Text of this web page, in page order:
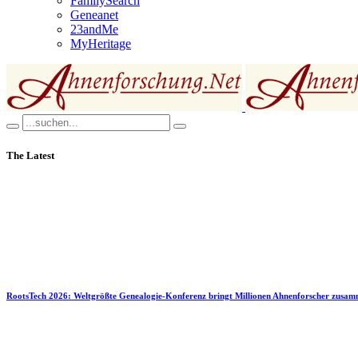
Geneanet
23andMe
MyHeritage
The Latest
RootsTech 2026: Weltgrößte Genealogie-Konferenz bringt Millionen Ahnenforscher